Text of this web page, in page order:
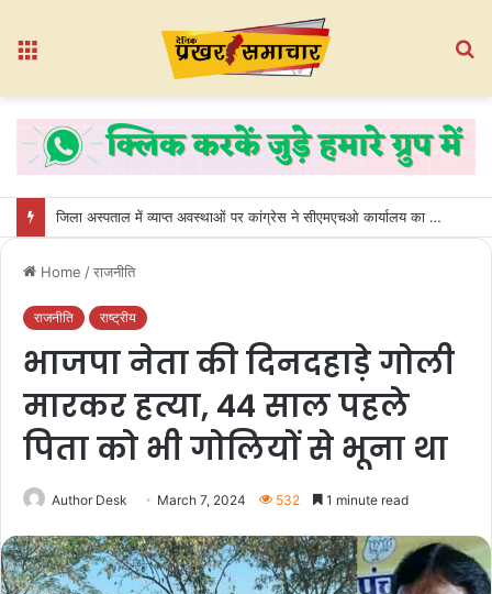
जिला अस्पताल में व्याप्त अवस्थाओं पर कांग्रेस ने सीएमएचओ कार्यालय का किया घेराव
Home /राजनीति
राजनीति राष्ट्रीय
भाजपा नेता की दिनदहाड़े गोली
मारकर हत्या, 44 साल पहले
पिता को भी गोलियों से भूना था
Author Desk March 7, 2024 532 1 minute read